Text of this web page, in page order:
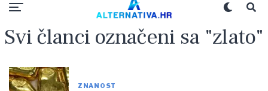
Svi članci označeni sa "zlato"
ZNANOST